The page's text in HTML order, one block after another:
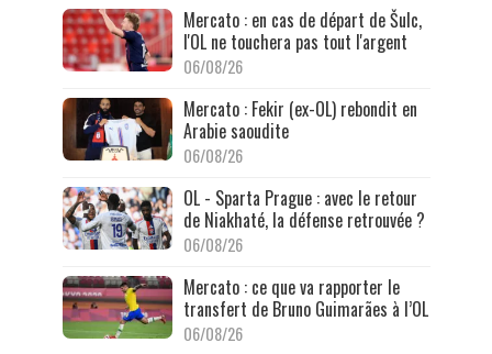
Mercato : en cas de départ de Šulc,
l'OL ne touchera pas tout l'argent
06/08/26
Mercato : Fekir (ex-OL) rebondit en
Arabie saoudite
06/08/26
OL - Sparta Prague : avec le retour
de Niakhaté, la défense retrouvée ?
06/08/26
Mercato : ce que va rapporter le
transfert de Bruno Guimarães à l’OL
06/08/26